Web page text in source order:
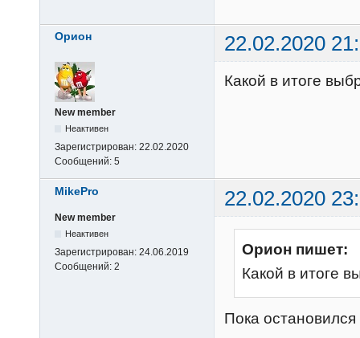
Орион 22.02.2020
New member
Неактивен
Зарегистрирован: 22.02.2020
Сообщений: 5
Какой в итоге
MikePro 22.02.2020
New member
Неактивен
Зарегистрирован: 24.06.2019
Сообщений: 2
Орион пишет:
Какой в итоге
Пока